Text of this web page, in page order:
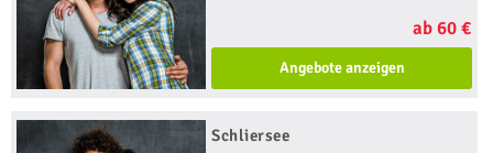
ab 60 €
Angebote anzeigen
Schliersee